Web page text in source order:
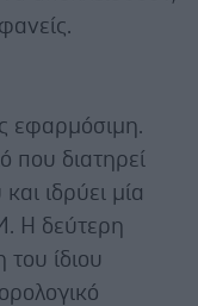
εφαρμόσιμη.
που διατηρεί
ιδρύει μία
Η δεύτερη
ίδιου